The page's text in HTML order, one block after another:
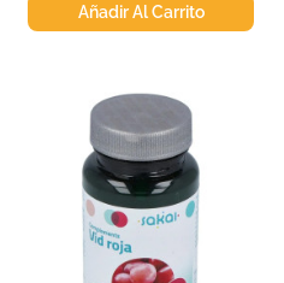
Añadir Al Carrito